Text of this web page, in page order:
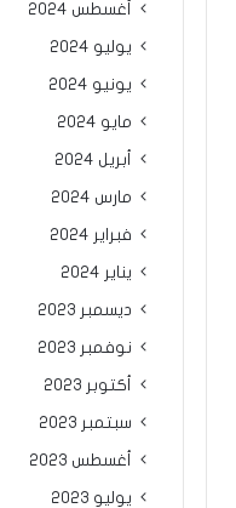
أغسطس 2024
يوليو 2024
يونيو 2024
مايو 2024
أبريل 2024
مارس 2024
فبراير 2024
يناير 2024
ديسمبر 2023
نوفمبر 2023
أكتوبر 2023
سبتمبر 2023
أغسطس 2023
يوليو 2023